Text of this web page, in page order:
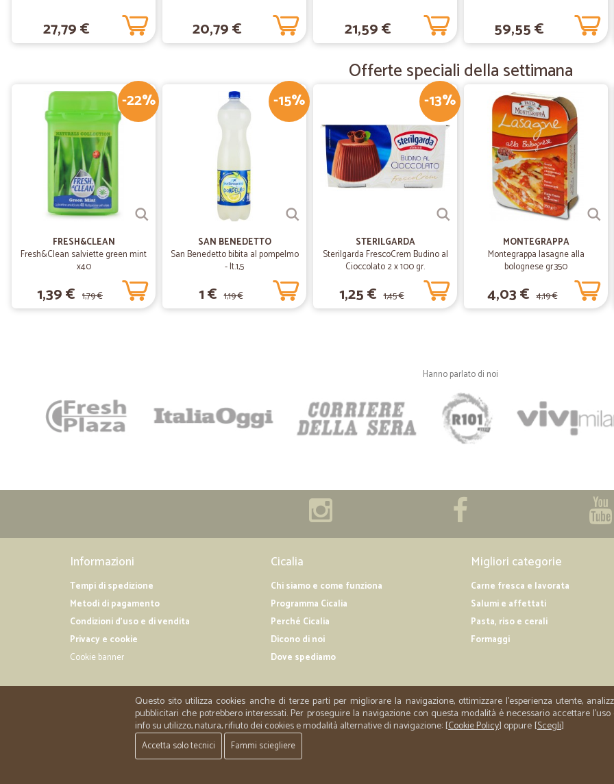
Giorgio V.
Tutto ok come i miei
Tutto ok come i miei precedenti
—Maria P.
perfetto
perfetto arrivata prima del previsto
—Karlheinz G.
perfetto
Servizio ottimo tempi di
Ho ordinato pandorini e
prodotti ottimi
27,79 € 20,79 € 21,59 € 59,55 €
Offerte speciali della settimana
-22%
FRESH&CLEAN
Fresh&Clean salviette green mint
x40
1,39 € 1,79 €
-15%
SAN BENEDETTO
San Benedetto bibita al pompelmo
- lt.1,5
1 € 1,19 €
-13%
STERILGARDA
Sterilgarda FrescoCrem Budino al
Cioccolato 2 x 100 gr.
1,25 € 1,45 €
MONTEGRAPPA
Montegrappa lasagne alla
bolognese gr.350
4,03 € 4,19 €
Hanno parlato di noi
Informazioni
Tempi di spedizione
Metodi di pagamento
Condizioni d'uso e di vendita
Privacy e cookie
Cookie banner
Cicalia
Chi siamo e come funziona
Programma Cicalia
Perché Cicalia
Dicono di noi
Dove spediamo
Migliori categorie
Carne fresca e lavorata
Salumi e affettati
Pasta, riso e cerali
Formaggi
Questo sito utilizza cookies anche di terze parti per migliorare la navigazione, ottimizzare l'esperienza utente,
pubblicitari che potrebbero interessati. Per proseguire la navigazione con questa modalità è necessario accettare
info su utilizzo, natura, rifiuto dei cookies e modalità alternative di navigazione: [Cookie Policy] oppure [Scegli]
Accetta solo tecnici Fammi sciegliere